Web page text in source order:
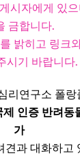
시자에게 있
금합니다.
밝히고 링크
시기 바랍니다.​
리연구소 폴랑
인증 반려동
가
과 대화하고